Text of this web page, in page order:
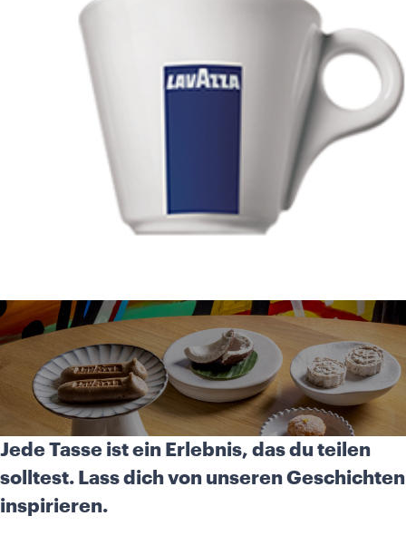
Jede Tasse ist ein Erlebnis, das du teilen
solltest. Lass dich von unseren Geschichten
inspirieren.